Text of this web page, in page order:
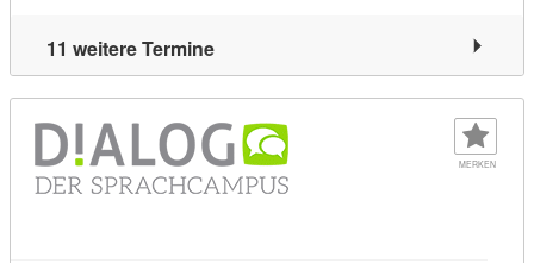
11 weitere Termine
MERKEN